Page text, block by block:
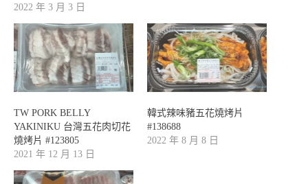
2022 年 3 月 3 日
TW PORK BELLY
YAKINIKU 台灣五花肉切花
燒烤片 #123805
2021 年 12 月 13 日
韓式辣味豬五花燒烤片
#138688
2022 年 8 月 8 日